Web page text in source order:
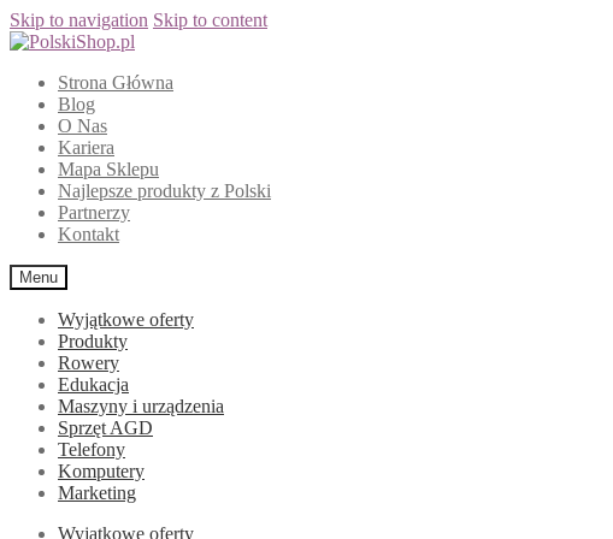
Skip to navigation Skip to content
Strona Główna
Blog
O Nas
Kariera
Mapa Sklepu
Najlepsze produkty z Polski
Partnerzy
Kontakt
Menu
Wyjątkowe oferty
Produkty
Rowery
Edukacja
Maszyny i urządzenia
Sprzęt AGD
Telefony
Komputery
Marketing
Wyjątkowe oferty